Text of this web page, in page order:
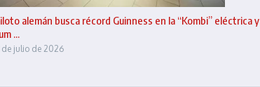
alemán busca récord Guinness en la “Kombi” eléctrica y
...
de julio de 2026